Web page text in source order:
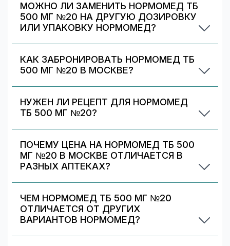
МОЖНО ЛИ ЗАМЕНИТЬ НОРМОМЕД ТБ
500 МГ №20 НА ДРУГУЮ ДОЗИРОВКУ
ИЛИ УПАКОВКУ НОРМОМЕД?
альтернативных дозировок/упаковок —
сравните наличие и цену. Подбор дозировки
должен выполняться врачом.
КАК ЗАБРОНИРОВАТЬ НОРМОМЕД ТБ
500 МГ №20 В МОСКВЕ?
(если доступно). После оформления получите
номер заказа и выкупите препарат в аптеке.
НУЖЕН ЛИ РЕЦЕПТ ДЛЯ НОРМОМЕД
ТБ 500 МГ №20?
Уточняйте правила у выбранной аптеки.
ПОЧЕМУ ЦЕНА НА НОРМОМЕД ТБ 500
МГ №20 В МОСКВЕ ОТЛИЧАЕТСЯ В
РАЗНЫХ АПТЕКАХ?
разных аптек в Москве — выбирайте самое
выгодное и удобное по адресу/времени
ЧЕМ НОРМОМЕД ТБ 500 МГ №20
ОТЛИЧАЕТСЯ ОТ ДРУГИХ
ВАРИАНТОВ НОРМОМЕД?